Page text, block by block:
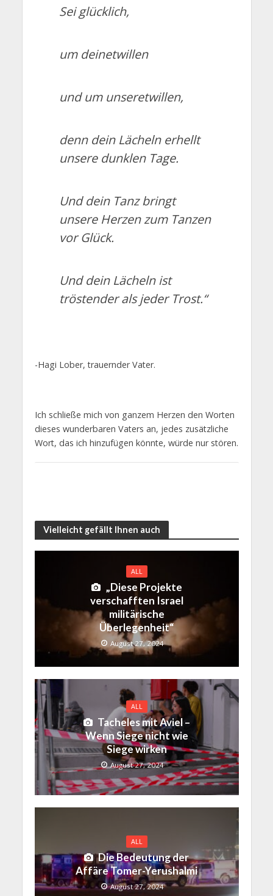
Sei glücklich,
um deinetwillen
und um unseretwillen,
denn dein Lächeln erhellt
unsere dunklen Tage.
Und dein Tanz bringt
unsere Herzen zum Tanzen
vor Glück.
Und dein Lächeln ist
tröstender als jeder Trost.“
-Hagi Lober, trauernder Vater.
Ich schließe mich von ganzem Herzen den Worten
dieses wunderbaren Vaters an, jedes zusätzliche
Wort, das ich hinzufügen könnte, würde nur stören.
Vielleicht gefällt Ihnen auch
ALL
„Diese Projekte
verschafften Israel
militärische
Überlegenheit“
August 27, 2024
ALL
Tacheles mit Aviel –
Wenn Siege nicht wie
Siege wirken
August 27, 2024
ALL
Die Bedeutung der
Affäre Tomer-Yerushalmi
August 27, 2024